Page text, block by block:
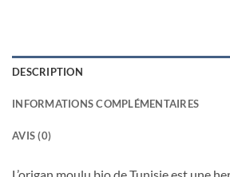
DESCRIPTION
INFORMATIONS COMPLÉMENTAIRES
AVIS (0)